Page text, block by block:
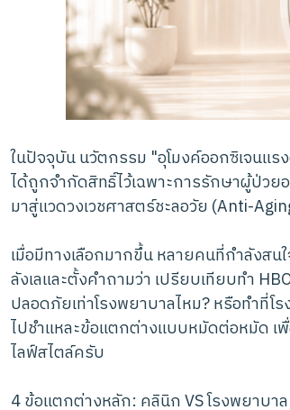
ในปัจจุบัน นวัตกรรม "อุโมงค์ออกซิเจนแ
ได้ถูกจำกัดสิทธิ์ไว้เฉพาะการรักษาผู้ป่ว
มาสู่แวดวงเวชศาสตร์ชะลอวัย (Anti-
เมื่อมีทางเลือกมากขึ้น หลายคนที่กำลังส
ลังเลและตั้งคำถามว่า เปรียบเทียบทำ
ปลอดภัยเท่าโรงพยาบาลไหม? หรือทำที่โ
ไปชำแหละข้อแตกต่างแบบหมัดต่อหมัด เ
ไลฟ์สไตล์ครับ
4 ข้อแตกต่างหลัก: คลินิก VS โรงพยาบาล